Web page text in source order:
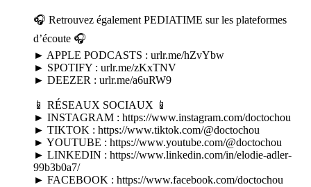
🎧 Retrouvez également PEDIATIME sur les plateformes
d’écoute 🎧
► APPLE PODCASTS : urlr.me/hZvYbw
► SPOTIFY : urlr.me/zKxTNV
► DEEZER : urlr.me/a6uRW9
📱 RÉSEAUX SOCIAUX 📱
► INSTAGRAM : https://www.instagram.com/doctochou
► TIKTOK : https://www.tiktok.com/@doctochou
► YOUTUBE : https://www.youtube.com/@doctochou
► LINKEDIN : https://www.linkedin.com/in/elodie-adler-
99b3b0a7/
► FACEBOOK : https://www.facebook.com/doctochou